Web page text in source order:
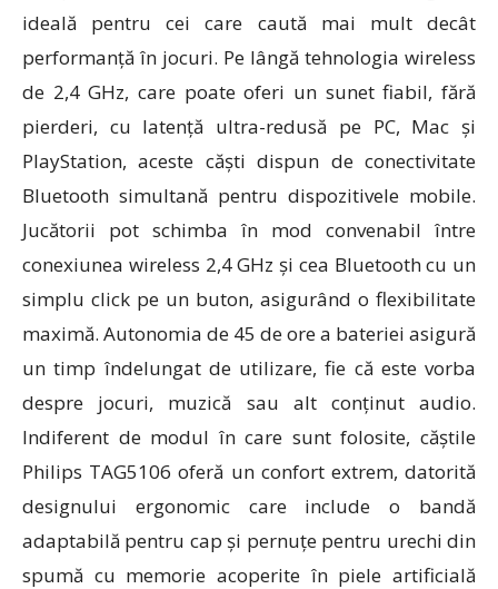
ideală pentru cei care caută mai mult decât
performanță în jocuri. Pe lângă tehnologia wireless
de 2,4 GHz, care poate oferi un sunet fiabil, fără
pierderi, cu latență ultra-redusă pe PC, Mac și
PlayStation, aceste căști dispun de conectivitate
Bluetooth simultană pentru dispozitivele mobile.
Jucătorii pot schimba în mod convenabil între
conexiunea wireless 2,4 GHz și cea Bluetooth cu un
simplu click pe un buton, asigurând o flexibilitate
maximă. Autonomia de 45 de ore a bateriei asigură
un timp îndelungat de utilizare, fie că este vorba
despre jocuri, muzică sau alt conținut audio.
Indiferent de modul în care sunt folosite, căștile
Philips TAG5106 oferă un confort extrem, datorită
designului ergonomic care include o bandă
adaptabilă pentru cap și pernuțe pentru urechi din
spumă cu memorie acoperite în piele artificială